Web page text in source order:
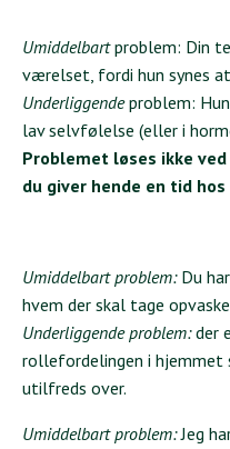
Umiddelbartproblem: Din
værelset, fordi hun synes
Underliggendeproblem:
lav selvfølelse (eller i
Problemet løses ikke
du giver hende en tid
Umiddelbart problem:Du
hvem der skal tage
Underliggende problem:der
rollefordelingen i hjemmet
utilfreds over.
Umiddelbart problem:Jeg